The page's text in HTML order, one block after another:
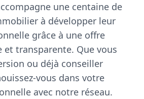
une centaine de
à développer leur
grâce à une offre
et transparente. Que vous
ou déjà conseiller
vous dans votre
avec notre réseau.